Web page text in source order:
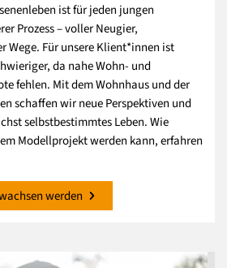
ist für jeden jungen
Prozess – voller Neugier,
Wege. Für unsere Klient*innen ist
da nahe Wohn- und
fehlen. Mit dem Wohnhaus und der
schaffen wir neue Perspektiven und
selbstbestimmtes Leben. Wie
Modellprojekt werden kann, erfahren
werden